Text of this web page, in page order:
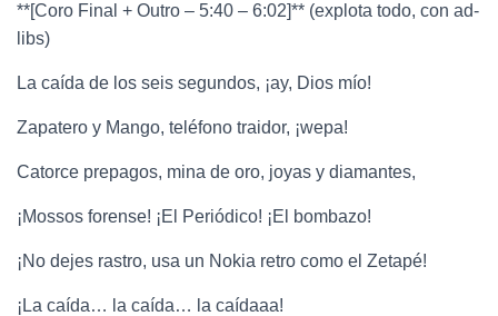
**[Coro Final + Outro – 5:40 – 6:02]** (explota todo, con ad-
libs)
La caída de los seis segundos, ¡ay, Dios mío!
Zapatero y Mango, teléfono traidor, ¡wepa!
Catorce prepagos, mina de oro, joyas y diamantes,
¡Mossos forense! ¡El Periódico! ¡El bombazo!
¡No dejes rastro, usa un Nokia retro como el Zetapé!
¡La caída… la caída… la caídaaa!